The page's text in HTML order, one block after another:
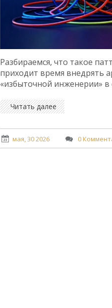
Разбираемся, что такое
приходит время внедрять
«избыточной инженерии» в
Читать далее
мая, 30 2026 0